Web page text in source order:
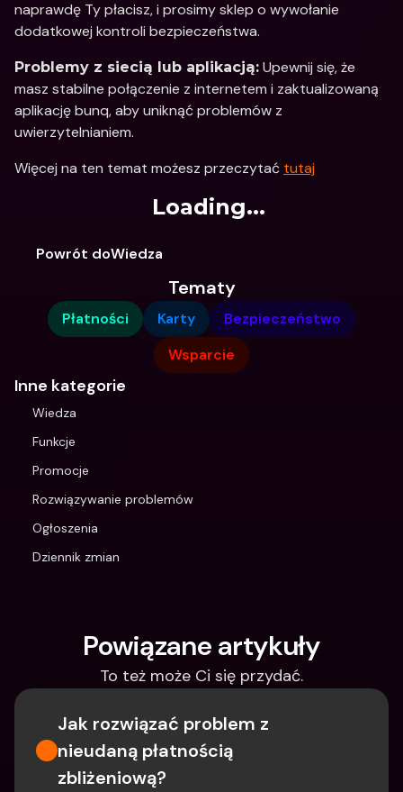
naprawdę Ty płacisz, i prosimy sklep o wywołanie
dodatkowej kontroli bezpieczeństwa.
Problemy z siecią lub aplikacją: Upewnij się, że
masz stabilne połączenie z internetem i zaktualizowaną
aplikację bunq, aby uniknąć problemów z
uwierzytelnianiem.
Więcej na ten temat możesz przeczytać tutaj
Loading...
Powrót doWiedza
Tematy
Płatności Karty
Bezpieczeństwo
Wsparcie
Inne kategorie
Wiedza
Funkcje
Promocje
Rozwiązywanie problemów
Ogłoszenia
Dziennik zmian
Powiązane artykuły
To też może Ci się przydać.
Jak rozwiązać problem z
nieudaną płatnością
zbliżeniową?